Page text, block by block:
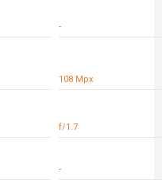
-
108 Mpx
f/1.7
-